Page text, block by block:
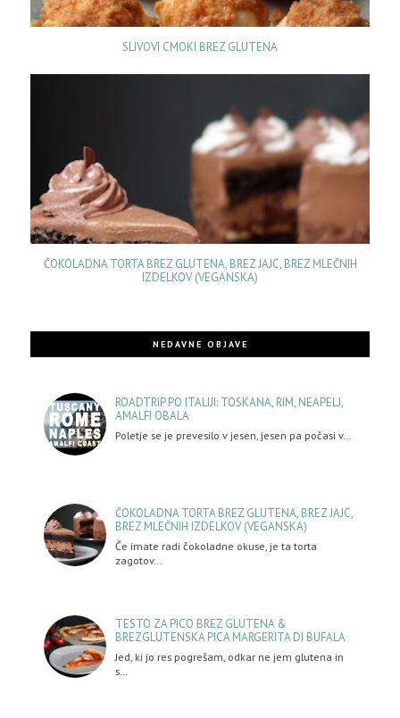
SLIVOVI CMOKI BREZ GLUTENA
ČOKOLADNA TORTA BREZ GLUTENA, BREZ JAJC, BREZ MLEČNIH
IZDELKOV (VEGANSKA)
NEDAVNE OBJAVE
ROADTRIP PO ITALIJI: TOSKANA, RIM, NEAPELJ,
AMALFI OBALA
Poletje se je prevesilo v jesen, jesen pa počasi v…
ČOKOLADNA TORTA BREZ GLUTENA, BREZ JAJC,
BREZ MLEČNIH IZDELKOV (VEGANSKA)
Če imate radi čokoladne okuse, je ta torta
zagotov…
TESTO ZA PICO BREZ GLUTENA &
BREZGLUTENSKA PICA MARGERITA DI BUFALA
Jed, ki jo res pogrešam, odkar ne jem glutena in
s…